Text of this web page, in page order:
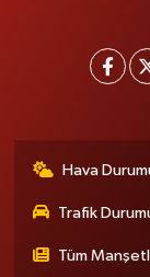
Hava
Trafik
Tüm